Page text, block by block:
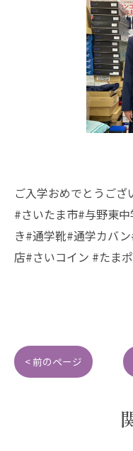
ご入学おめでとうござ
#さいたま市#与野東
き#通学靴#通学カバ
店#さいコイン #たま
< 前のページ